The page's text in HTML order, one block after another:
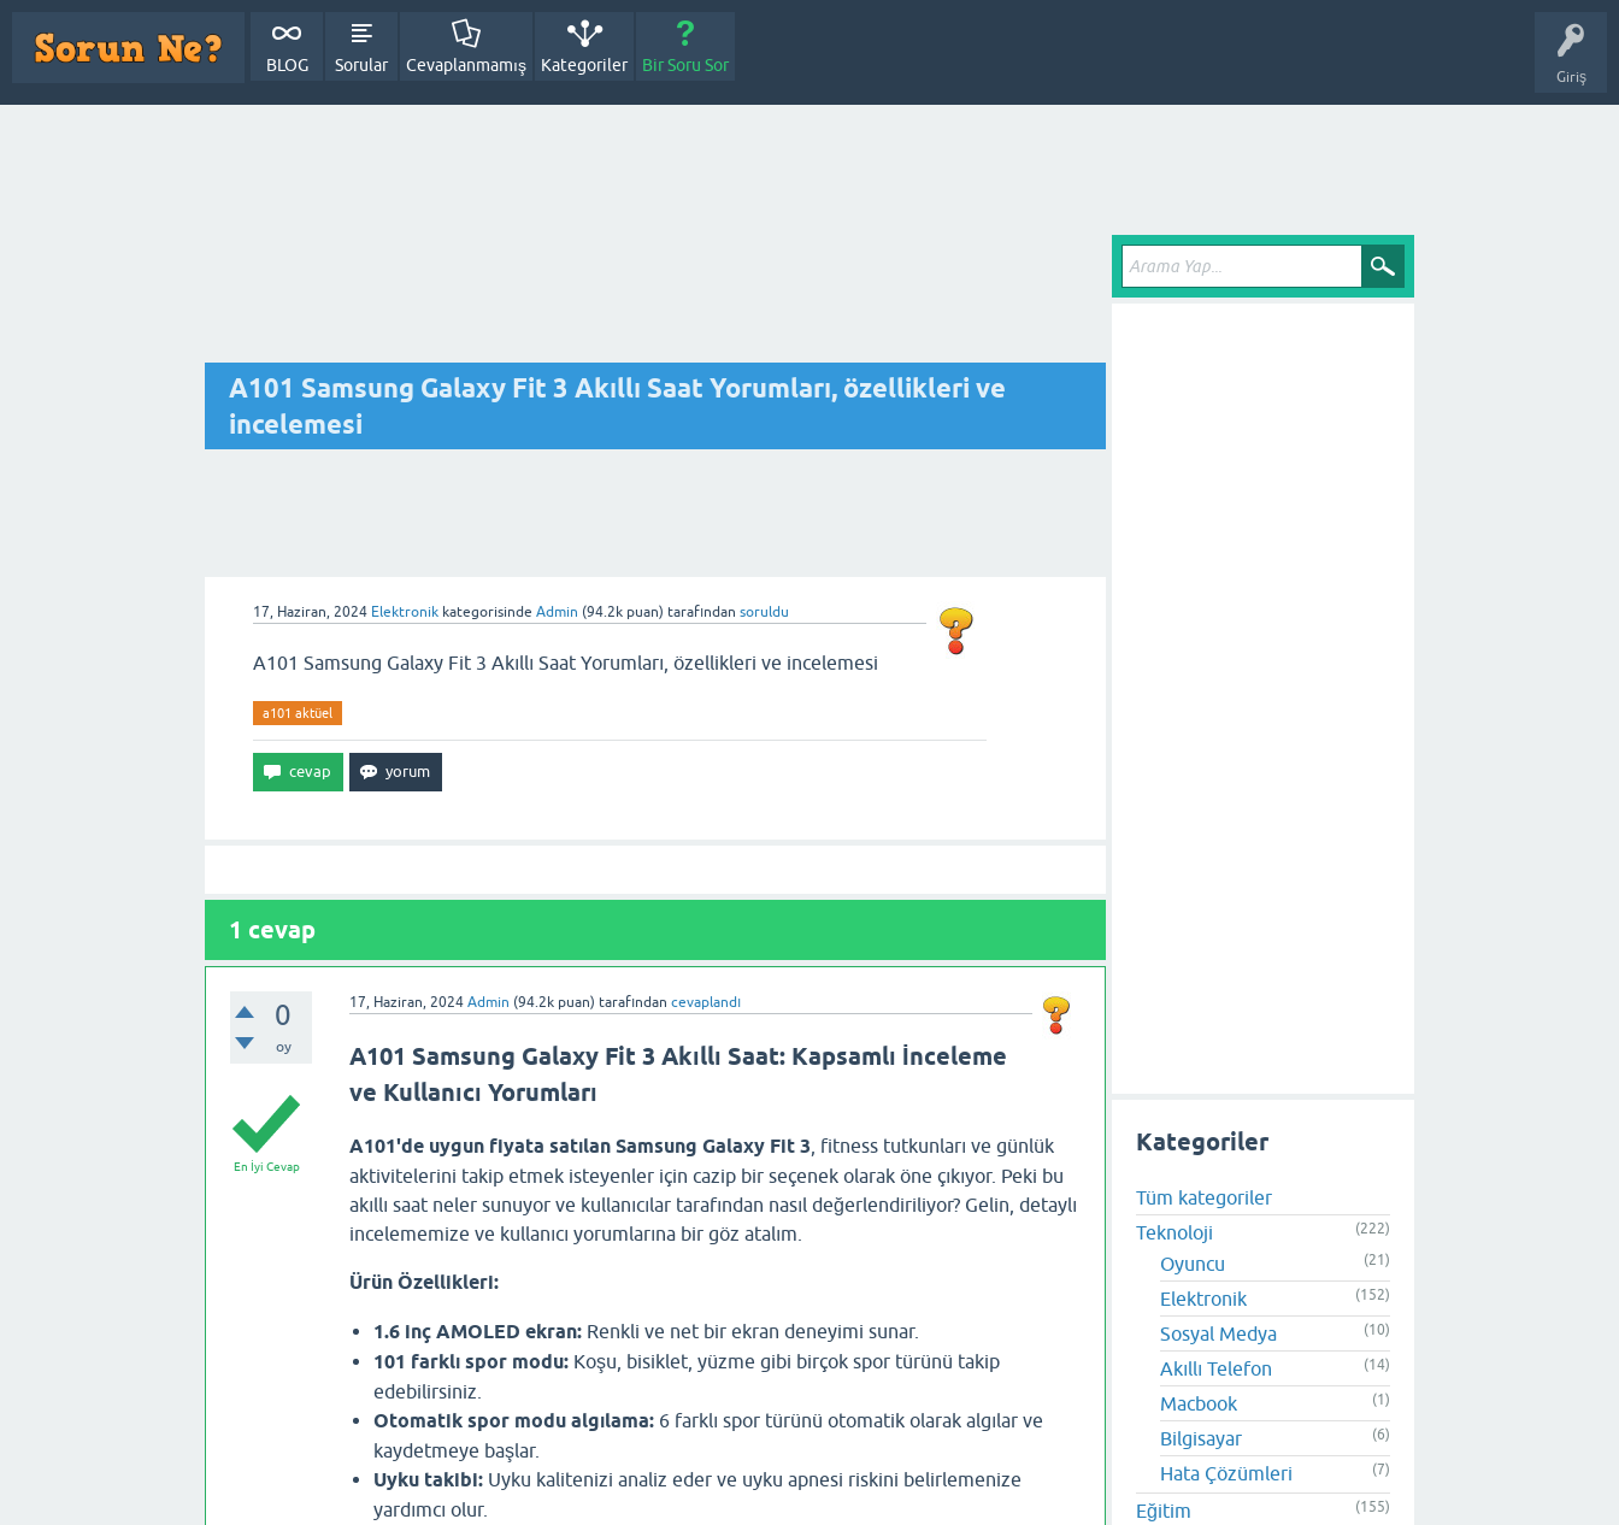
Giriş
BLOG Sorular Cevaplanmamış Kategoriler Bir Soru Sor
A101 Samsung Galaxy Fit 3 Akıllı Saat Yorumları, özellikleri ve
incelemesi
17, Haziran, 2024 Elektronik kategorisinde Admin (94.2k puan) tarafından soruldu
A101 Samsung Galaxy Fit 3 Akıllı Saat Yorumları, özellikleri ve incelemesi
a101 aktüel
1 cevap
0
oy
17, Haziran, 2024 Admin (94.2kpuan) tarafından cevaplandı
En İyi Cevap
A101 Samsung Galaxy Fit 3 Akıllı Saat: Kapsamlı İnceleme
ve Kullanıcı Yorumları
A101'de uygun fiyata satılan Samsung Galaxy Fit 3 , fitness tutkunları ve günlük
aktivitelerini takip etmek isteyenler için cazip bir seçenek olarak öne çıkıyor. Peki bu
akıllı saat neler sunuyor ve kullanıcılar tarafından nasıl değerlendiriliyor? Gelin, detaylı
incelememize ve kullanıcı yorumlarına bir göz atalım.
Ürün Özellikleri:
1.6 inç AMOLED ekran:Renkli ve net bir ekran deneyimi sunar.
101 farklı spor modu:Koşu, bisiklet, yüzme gibi birçok spor türünü takip
edebilirsiniz.
Otomatik spor modu algılama:6 farklı spor türünü otomatik olarak algılar ve
kaydetmeye başlar.
Uyku takibi:Uyku kalitenizi analiz eder ve uyku apnesi riskini belirlemenize
yardımcı olur.
Kategoriler
Tüm kategoriler
Teknoloji
(222)
Oyuncu (21)
Elektronik (152)
Sosyal Medya (10)
Akıllı Telefon (14)
Macbook (1)
Bilgisayar (6)
Hata Çözümleri (7)
Eğitim (155)